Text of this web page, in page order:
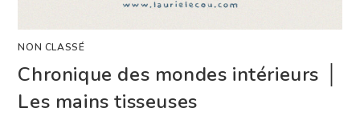
NON CLASSÉ
Chronique des mondes intérieurs │
Les mains tisseuses